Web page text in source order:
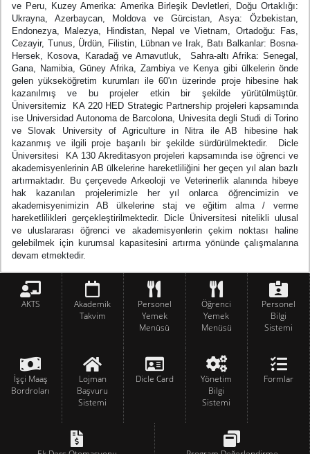
ve Peru, Kuzey Amerika: Amerika Birleşik Devletleri, Doğu Ortaklığı:
Ukrayna, Azerbaycan, Moldova ve Gürcistan, Asya: Özbekistan,
Endonezya, Malezya, Hindistan, Nepal ve Vietnam, Ortadoğu: Fas,
Cezayir, Tunus, Ürdün, Filistin, Lübnan ve Irak, Batı Balkanlar: Bosna-
Hersek, Kosova, Karadağ ve Arnavutluk, Sahra-altı Afrika: Senegal,
Gana, Namibia, Güney Afrika, Zambiya ve Kenya gibi ülkelerin önde
gelen yükseköğretim kurumları ile 60'ın üzerinde proje hibesine hak
kazanılmış ve bu projeler etkin bir şekilde yürütülmüştür.
Üniversitemiz KA 220 HED Strategic Partnership projeleri kapsamında
ise Universidad Autonoma de Barcolona, Univesita degli Studi di Torino
ve Slovak University of Agriculture in Nitra ile AB hibesine hak
kazanmış ve ilgili proje başarılı bir şekilde sürdürülmektedir. Dicle
Üniversitesi KA 130 Akreditasyon projeleri kapsamında ise öğrenci ve
akademisyenlerinin AB ülkelerine hareketliliğini her geçen yıl alan bazlı
artırmaktadır. Bu çerçevede Arkeoloji ve Veterinerlik alanında hibeye
hak kazanılan projelerimizle her yıl onlarca öğrencimizin ve
akademisyenimizin AB ülkelerine staj ve eğitim alma / verme
hareketlilikleri gerçekleştirilmektedir.
Dicle Üniversitesi nitelikli ulusal
ve uluslararası öğrenci ve akademisyenlerin çekim noktası haline
gelebilmek için kurumsal kapasitesini artırma yönünde çalışmalarına
devam etmektedir.
AKTS
Akademik
Takvim
Personel
Yemek
Menüsü
Öğrenci
Yemek
Menüsü
Personel
Bilgi
Sistemi
İşçi Maaş
Bordroları
Lojman
Başvuru
Sistemi
Dicle Card
Yönetim
Bilgi
Sistemi
Formlar